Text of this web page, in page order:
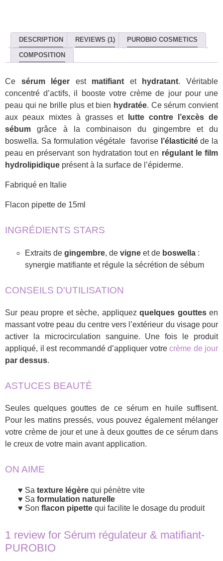
DESCRIPTION REVIEWS (1) PUROBIO COSMETICS
COMPOSITION
Ce sérum léger est matifiant et hydratant. Véritable
concentré d’actifs, il booste votre crème de jour pour une
peau qui ne brille plus et bien hydratée. Ce sérum convient
aux peaux mixtes à grasses etlutte contre l’excès de
sébumgrâce à la combinaison du gingembre et du
boswella. Sa formulation végétale favorise l’élasticitéde la
peau en préservant son hydratation tout en régulant le film
hydrolipidique présent à la surface de l’épiderme.
Fabriqué en Italie
Flacon pipette de 15ml
INGRÉDIENTS STARS
Extraits de gingembre, de vigne et de boswella :
synergie matifiante et régule la sécrétion de sébum
CONSEILS D'UTILISATION
Sur peau propre et sèche, appliquez quelques gouttesen
massant votre peau du centre vers l’extérieur du visage pour
activer la microcirculation sanguine. Une fois le produit
appliqué, il est recommandé d’appliquer votre crème de jour
par dessus.
ASTUCES BEAUTÉ
Seules quelques gouttes de ce sérum en huile suffisent.
Pour les matins pressés, vous pouvez également mélanger
votre crème de jour et une à deux gouttes de ce sérum dans
le creux de votre main avant application.
ON AIME
Sa texture légère qui pénètre vite
Sa formulation naturelle
Son flacon pipette qui facilite le dosage du produit
1 review for Sérum régulateur & matifiant-
PUROBIO